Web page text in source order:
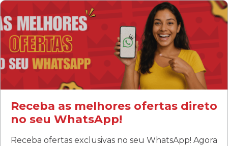
Receba as melhores ofertas direto
no seu WhatsApp!
Receba ofertas exclusivas no seu WhatsApp! Agora